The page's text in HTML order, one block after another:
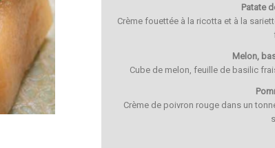
Patate
Crème fouettée à la ricotta et à la
Melon,
Cube de melon, feuille de basilic
Crème de poivron rouge dans un